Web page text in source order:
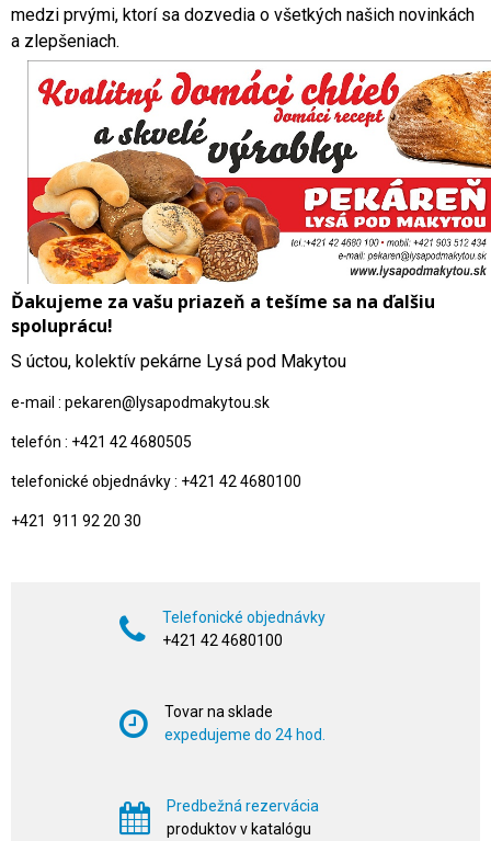
medzi prvými, ktorí sa dozvedia o všetkých našich novinkách
a zlepšeniach.
Ďakujeme za vašu priazeň a tešíme sa na ďalšiu
spoluprácu!
S úctou, kolektív pekárne Lysá pod Makytou
e-mail : pekaren@lysapodmakytou.sk
telefón : +421 42 4680505
telefonické objednávky : +421 42 4680100
+421 911 92 20 30
Telefonické objednávky
+421 42 4680100
Tovar na sklade
expedujeme do 24 hod.
Predbežná rezervácia
produktov v katalógu